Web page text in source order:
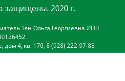
защищены. 2020 г.
Тен Ольга Георгиевна ИНН
дом 4, кв. 170, 8 (928) 222-97-88